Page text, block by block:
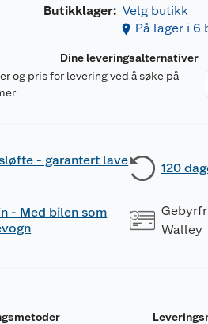
Butikklager: Velg butikk
På lager i 6
Dine leveringsalternativer
og pris for levering ved å søke på
- garantert lave
120
- Med bilen som
Walley